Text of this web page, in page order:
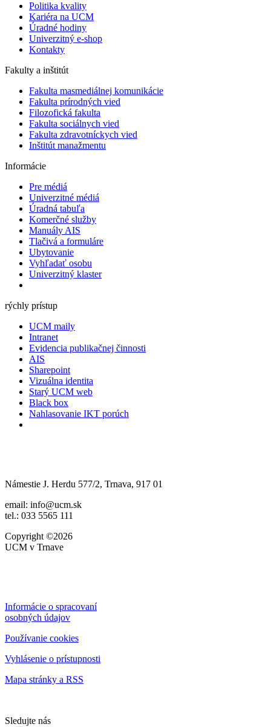
Politika kvality
Kariéra na UCM
Úradné hodiny
Univerzitný e-shop
Kontakty
Fakulty a inštitút
Fakulta masmediálnej komunikácie
Fakulta prírodných vied
Filozofická fakulta
Fakulta ​sociálnych vied
Fakulta zdravotníckych vied
Inštitút manažmentu
Informácie
Pre médiá
Univerzitné médiá
Úradná tabuľa
Komerčné služby
Manuály AIS
Tlačivá a formuláre
Ubytovanie
Vyhľadať osobu
Univerzitný klaster
rýchly prístup
UCM maily
Intranet
Evidencia publikačnej činnosti
AIS
Sharepoint
Vizuálna identita
Starý UCM web
Black box
Nahlasovanie IKT porúch
Námestie J. Herdu 577/2, Trnava, 917 01
email: info@ucm.sk
tel.: 033 5565 111
Copyright ©2026
UCM v Trnave
Informácie o spracovaní
osobných údajov
Používanie cookies
Vyhlásenie o prístupnosti
Mapa stránky a RSS
Sledujte nás